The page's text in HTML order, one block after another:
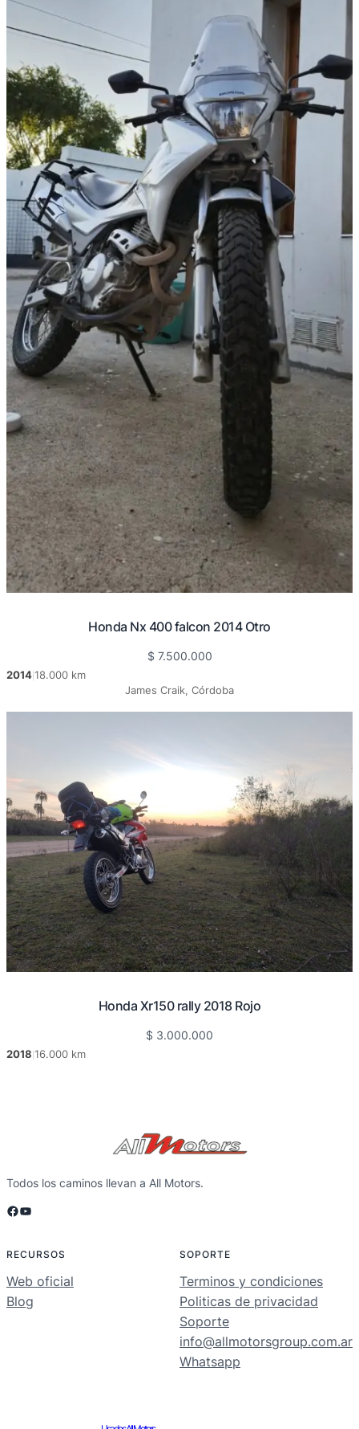
Honda Nx 400 falcon 2014 Otro
$ 7.500.000
201418.000 km
James Craik, Córdoba
Honda Xr150 rally 2018 Rojo
$ 3.000.000
2018 16.000 km
Todos los caminos llevan a All Motors.
Facebook YouTube
RECURSOS
Web oficial
Blog
SOPORTE
Terminos y condiciones
Politicas de privacidad
Soporte
info@allmotorsgroup.com.ar
Whatsapp